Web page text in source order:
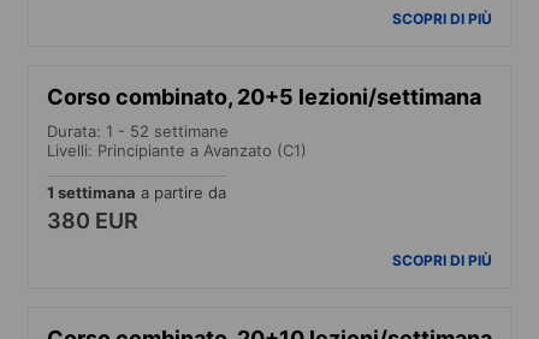
SCOPRI DI PIÙ
Corso combinato, 20+5 lezioni/settimana
Durata: 1 - 52 settimane
Livelli: Principiante a Avanzato (C1)
1 settimana a partire da
380 EUR
SCOPRI DI PIÙ